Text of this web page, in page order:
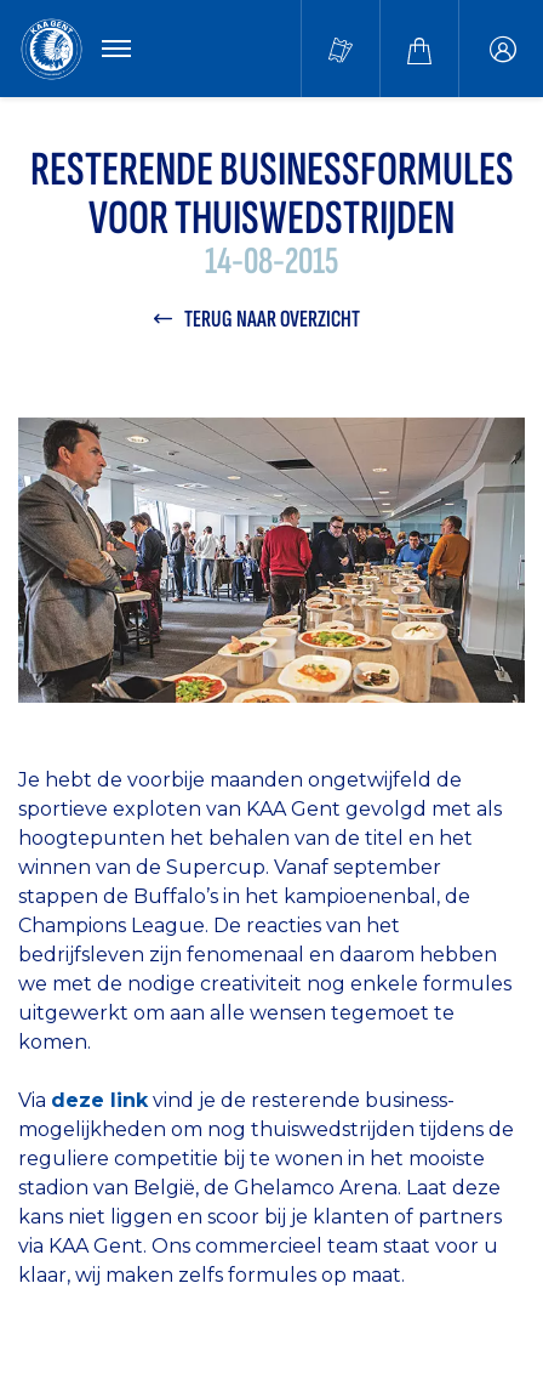
MENU
RESTERENDE BUSINESSFORMULES
VOOR THUISWEDSTRIJDEN
14-08-2015
TERUG NAAR OVERZICHT
Je hebt de voorbije maanden ongetwijfeld de
sportieve exploten van KAA Gent gevolgd met als
hoogtepunten het behalen van de titel en het
winnen van de Supercup. Vanaf september
stappen de Buffalo’s in het kampioenenbal, de
Champions League. De reacties van het
bedrijfsleven zijn fenomenaal en daarom hebben
we met de nodige creativiteit nog enkele formules
uitgewerkt om aan alle wensen tegemoet te
komen.
Via deze link vind je de resterende business-
mogelijkheden om nog thuiswedstrijden tijdens de
reguliere competitie bij te wonen in het mooiste
stadion van België, de Ghelamco Arena. Laat deze
kans niet liggen en scoor bij je klanten of partners
via KAA Gent. Ons commercieel team staat voor u
klaar, wij maken zelfs formules op maat.